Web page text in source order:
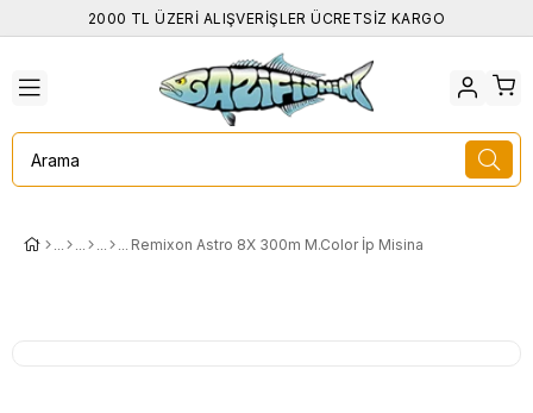
2000 TL ÜZERİ ALIŞVERİŞLER ÜCRETSİZ KARGO
Remixon Astro 8X 300m M.Color İp Misina